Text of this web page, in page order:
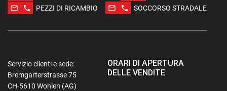
mail_outline
phone PEZZI DI RICAMBIO mail_outline phone SOCCORSO STRADALE
Servizio clienti e sede:
Bremgarterstrasse 75
CH-5610 Wohlen (AG)
ORARI DI APERTURA
DELLE VENDITE